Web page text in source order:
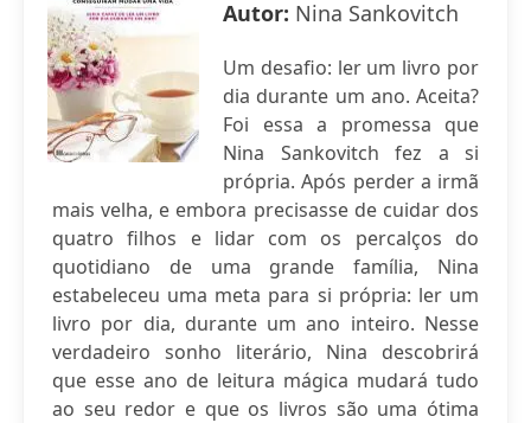
Autor: Nina Sankovitch
Um desafio: ler um livro por
dia durante um ano. Aceita?
Foi essa a promessa que
Nina Sankovitch fez a si
própria. Após perder a irmã
mais velha, e embora precisasse de cuidar dos
quatro filhos e lidar com os percalços do
quotidiano de uma grande família, Nina
estabeleceu uma meta para si própria: ler um
livro por dia, durante um ano inteiro. Nesse
verdadeiro sonho literário, Nina descobrirá
que esse ano de leitura mágica mudará tudo
ao seu redor e que os livros são uma ótima